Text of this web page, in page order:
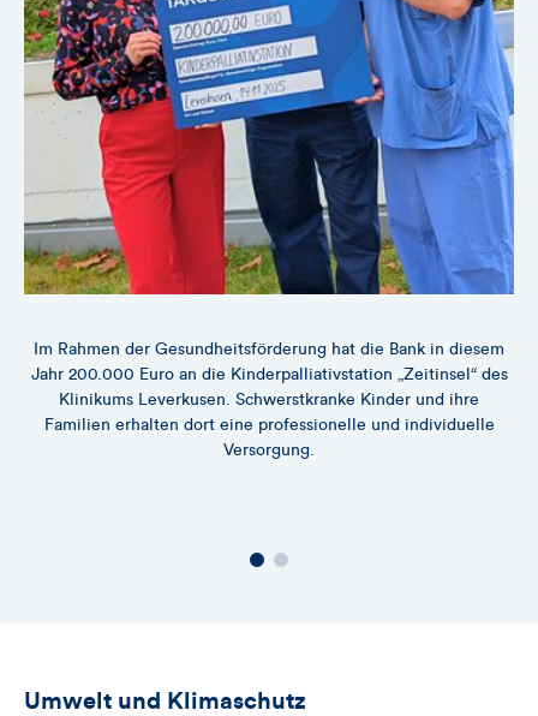
Im Rahmen der Gesundheitsförderung hat die Bank in diesem
Jahr 200.000 Euro an die Kinderpalliativstation „Zeitinsel“ des
Klinikums Leverkusen. Schwerstkranke Kinder und ihre
Familien erhalten dort eine professionelle und individuelle
Versorgung.
Umwelt und Klimaschutz